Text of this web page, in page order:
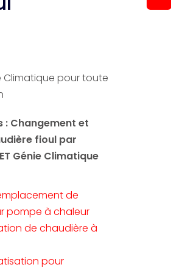
Climatique pour toute
: Changement et
fioul par
Génie Climatique
de
pompe à chaleur
de chaudière à
pour